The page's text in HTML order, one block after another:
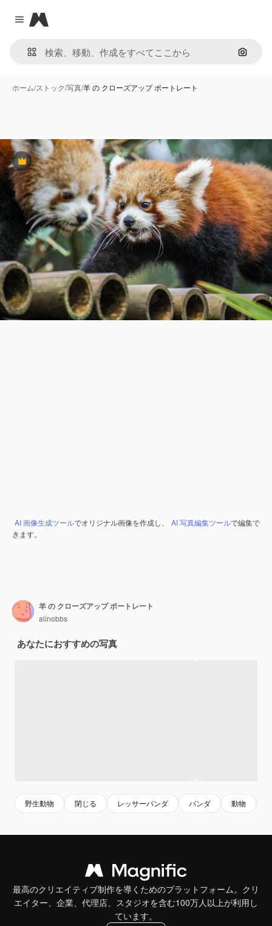
Close menu
Magnific
画像で
ホーム/ストック/写真/羊 の クローズアップ ポートレート
Premium
AI 画像生成ツールでオリジナル画像を作成し、 AI 写真編集ツールで編集で
きます。
羊 の クローズアップ ポートレート
alinobbs
あなたにおすすめの写真
野生動物 閉じる レッサーパンダ パンダ 動物
最高のクリエイティブ制作を導くためのプラットフォーム。クリ
エイター、企業、代理店、スタジオを含む100万人以上が利用し
ています。